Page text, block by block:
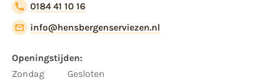
0184 41 10 16
info@hensbergenserviezen.nl
Openingstijden:
Zondag
Gesloten